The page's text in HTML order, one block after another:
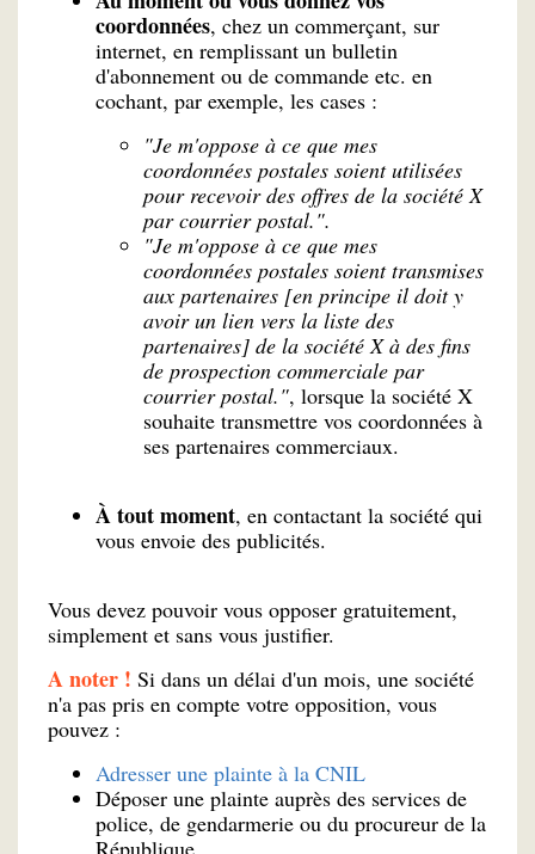
coordonnées, chez un commerçant, sur
internet, en remplissant un bulletin
d'abonnement ou de commande etc. en
cochant, par exemple, les cases :
"Je m'oppose à ce que mes
coordonnées postales soient utilisées
pour recevoir des offres de la société X
par courrier postal.".
"Je m'oppose à ce que mes
coordonnées postales soient transmises
aux partenaires [en principe il doit y
avoir un lien vers la liste des
partenaires] de la société X à des fins
de prospection commerciale par
courrier postal.", lorsque la société X
souhaite transmettre vos coordonnées à
ses partenaires commerciaux.
À tout moment, en contactant la société qui
vous envoie des publicités.
Vous devez pouvoir vous opposer gratuitement,
simplement et sans vous justifier.
A noter ! Si dans un délai d'un mois, une société
n'a pas pris en compte votre opposition, vous
pouvez :
Adresser une plainte à la CNIL
Déposer une plainte auprès des services de
police, de gendarmerie ou du procureur de la
République.